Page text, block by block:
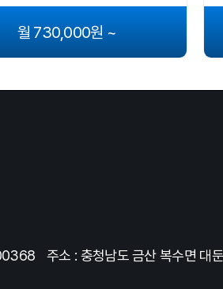
월 730,000원 ~
주소 : 충청남도 금산 복수면 대